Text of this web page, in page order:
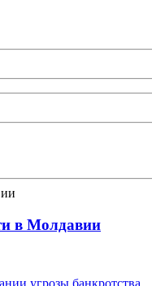
в Молдавии